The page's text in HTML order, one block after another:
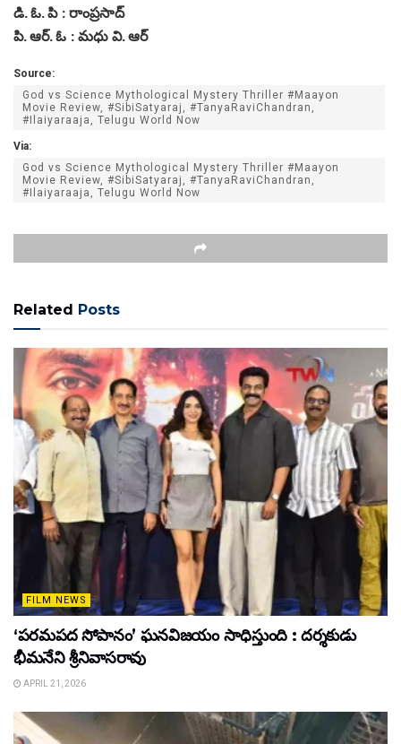
డి. ఓ. పి : రాంప్రసాద్
పి. ఆర్. ఓ : మధు వి. ఆర్
Source:
God vs Science Mythological Mystery Thriller #Maayon
Movie Review, #SibiSatyaraj, #TanyaRaviChandran,
#Ilaiyaraaja, Telugu World Now
Via:
God vs Science Mythological Mystery Thriller #Maayon
Movie Review, #SibiSatyaraj, #TanyaRaviChandran,
#Ilaiyaraaja, Telugu World Now
Related Posts
FILM NEWS
‘పరమపద సోపానం’ ఘనవిజయం సాధిస్తుంది : దర్శకుడు
భీమనేని శ్రీనివాసరావు
APRIL 21, 2026